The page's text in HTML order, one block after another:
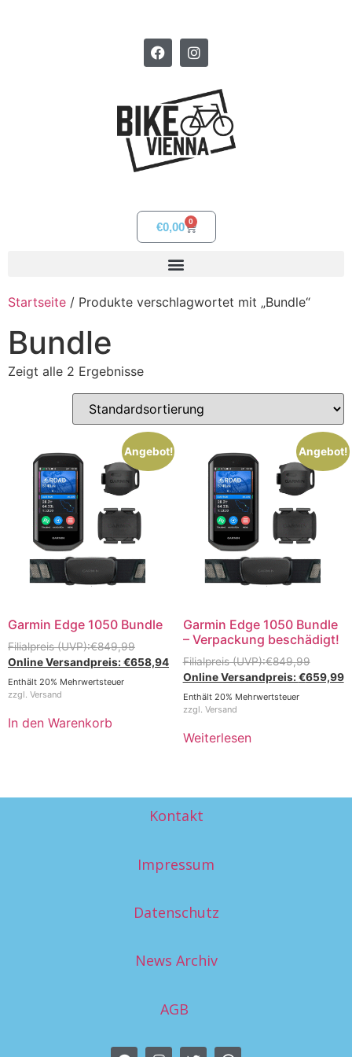
€0,00 0
Startseite / Produkte verschlagwortet mit „Bundle“
Bundle
Zeigt alle 2 Ergebnisse
Angebot!
Garmin Edge 1050 Bundle
€849,99
€658,94
Enthält 20% Mehrwertsteuer
zzgl. Versand
In den Warenkorb
Angebot!
Garmin Edge 1050 Bundle
– Verpackung beschädigt!
€849,99
€659,99
Enthält 20% Mehrwertsteuer
zzgl. Versand
Weiterlesen
Kontakt
Impressum
Datenschutz
News Archiv
AGB